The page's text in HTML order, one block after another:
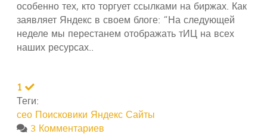
особенно тех, кто торгует ссылками на биржах. Как
заявляет Яндекс в своем блоге: “На следующей
неделе мы перестанем отображать тИЦ на всех
наших ресурсах..
1
Теги:
сео Поисковики Яндекс Сайты
3 Комментариев